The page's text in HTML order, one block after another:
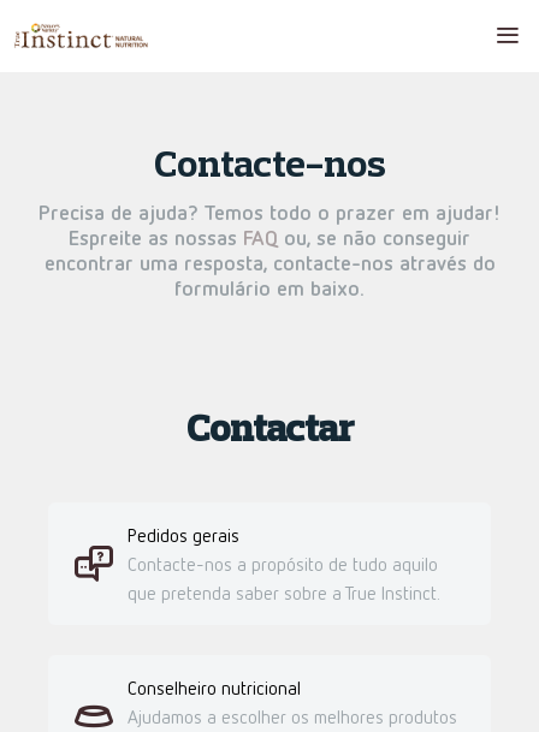
Contacte-nos
Precisa de ajuda? Temos todo o prazer em ajudar!
Espreite as nossas FAQ ou, se não conseguir
encontrar uma resposta, contacte-nos através do
formulário em baixo.
Contactar
Pedidos gerais
Contacte-nos a propósito de tudo aquilo
que pretenda saber sobre a True Instinct.
Conselheiro nutricional
Ajudamos a escolher os melhores produtos